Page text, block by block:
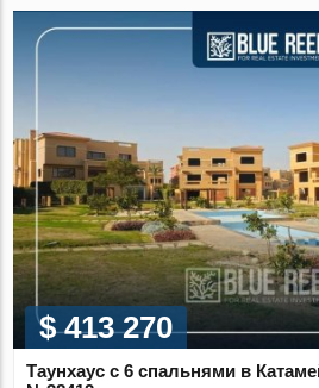
$ 413 270
Таунхаус с 6 спальнями в